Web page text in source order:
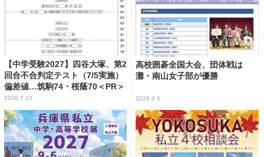
【中学受験2027】四谷大塚、第2
回合不合判定テスト（7/5実施）
偏差値…筑駒74・桜蔭70＜PR＞
2026.7.10
高校囲碁全国大会、団体戦は
灘・南山女子部が優勝
2026.8.5